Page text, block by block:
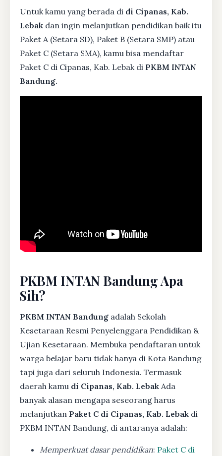
Untuk kamu yang berada di di Cipanas, Kab.
Lebak dan ingin melanjutkan pendidikan baik itu
Paket A (Setara SD), Paket B (Setara SMP) atau
Paket C (Setara SMA), kamu bisa mendaftar
Paket C di Cipanas, Kab. Lebak di PKBM INTAN
Bandung.
PKBM INTAN Bandung Apa
Sih?
PKBM INTAN Bandung adalah Sekolah
Kesetaraan Resmi Penyelenggara Pendidikan &
Ujian Kesetaraan. Membuka pendaftaran untuk
warga belajar baru tidak hanya di Kota Bandung
tapi juga dari seluruh Indonesia. Termasuk
daerah kamu di Cipanas, Kab. Lebak Ada
banyak alasan mengapa seseorang harus
melanjutkan Paket C di Cipanas, Kab. Lebak di
PKBM INTAN Bandung, di antaranya adalah:
Memperkuat dasar pendidikan: Paket C di